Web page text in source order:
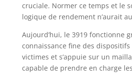
cruciale. Normer ce temps et le
logique de rendement n’aurait
Aujourd’hui, le 3919 fonctionne
connaissance fine des
victimes et s’appuie sur un
capable de prendre en charge